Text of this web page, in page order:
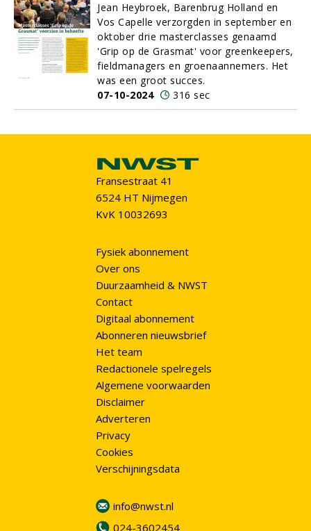
Jean Heybroek, Barenbrug Holland en
Vos Capelle verzorgden in september en
oktober drie masterclasses genaamd
'Grip op de Grasmat' voor greenkeepers,
fieldmanagers en groenaannemers. Het
was een groot succes.
07-10-2024
316 sec
Fransestraat 41
6524 HT Nijmegen
KvK 10032693
Fysiek abonnement
Over ons
Duurzaamheid & NWST
Contact
Digitaal abonnement
Abonneren nieuwsbrief
Het team
Redactionele spelregels
Algemene voorwaarden
Disclaimer
Adverteren
Privacy
Cookies
Verschijningsdata
info@nwst.nl
024-3602454